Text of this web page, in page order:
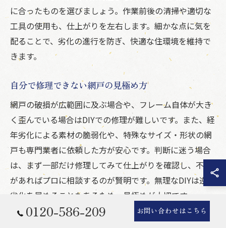
に合ったものを選びましょう。作業前後の清掃や適切な
工具の使用も、仕上がりを左右します。細かな点に気を
配ることで、劣化の進行を防ぎ、快適な住環境を維持で
きます。
自分で修理できない網戸の見極め方
網戸の破損が広範囲に及ぶ場合や、フレーム自体が大き
く歪んでいる場合はDIYでの修理が難しいです。また、経
年劣化による素材の脆弱化や、特殊なサイズ・形状の網
戸も専門業者に依頼した方が安心です。判断に迷う場合
は、まず一部だけ修理してみて仕上がりを確認し、不安
があればプロに相談するのが賢明です。無理なDIYは逆に
劣化を早めることもあるため、見極めが大切です。
信頼できる網戸修理業者の選び方
0120-586-209 お問い合わせはこちら